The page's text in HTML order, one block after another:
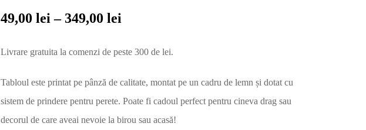
49,00 lei – 349,00 lei
Livrare gratuita la comenzi de peste 300 de lei.
Tabloul este printat pe pânză de calitate, montat pe un cadru de lemn și dotat cu
sistem de prindere pentru perete. Poate fi cadoul perfect pentru cineva drag sau
decorul de care aveai nevoie la birou sau acasă!